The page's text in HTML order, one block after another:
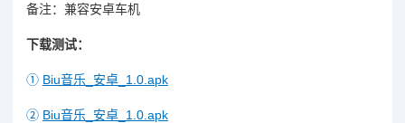
备注：兼容安卓车机
下载测试：
① Biu音乐_安卓_1.0.apk
② Biu音乐_安卓_1.0.apk